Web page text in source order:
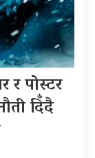
र पोस्टर
दिँदै